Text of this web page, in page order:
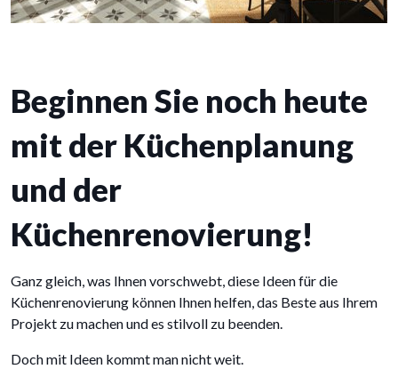
Beginnen Sie noch heute
mit der Küchenplanung
und der
Küchenrenovierung!
Ganz gleich, was Ihnen vorschwebt, diese Ideen für die
Küchenrenovierung können Ihnen helfen, das Beste aus Ihrem
Projekt zu machen und es stilvoll zu beenden.
Doch mit Ideen kommt man nicht weit.